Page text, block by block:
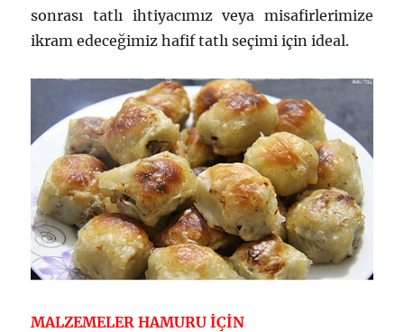
sonrası tatlı ihtiyacımız veya misafirlerimize
ikram edeceğimiz hafif tatlı seçimi için ideal.
MALZEMELER HAMURU İÇİN